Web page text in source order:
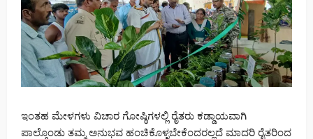
ಇಂತಹ ಮೇಳಗಳು ವಿಚಾರ ಗೋಷ್ಠಿಗಳಲ್ಲಿ ರೈತರು ಕಡ್ಡಾಯವಾಗಿ
ಪಾಲ್ಗೊಂಡು ತಮ್ಮ ಅನುಭವ ಹಂಚಿಕೊಳ್ಳಬೇಕೆಂದರಲ್ಲದೆ ಮಾದರಿ ರೈತರಿಂದ